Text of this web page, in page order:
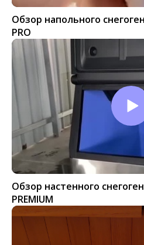
Обзор напольного
PRO
Обзор настенного
PREMIUM